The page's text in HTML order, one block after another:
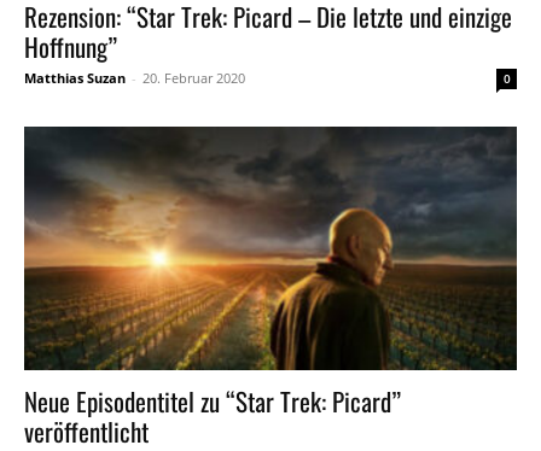
Rezension: “Star Trek: Picard – Die letzte und einzige
Hoffnung”
Matthias Suzan - 20. Februar 2020 0
Neue Episodentitel zu “Star Trek: Picard”
veröffentlicht